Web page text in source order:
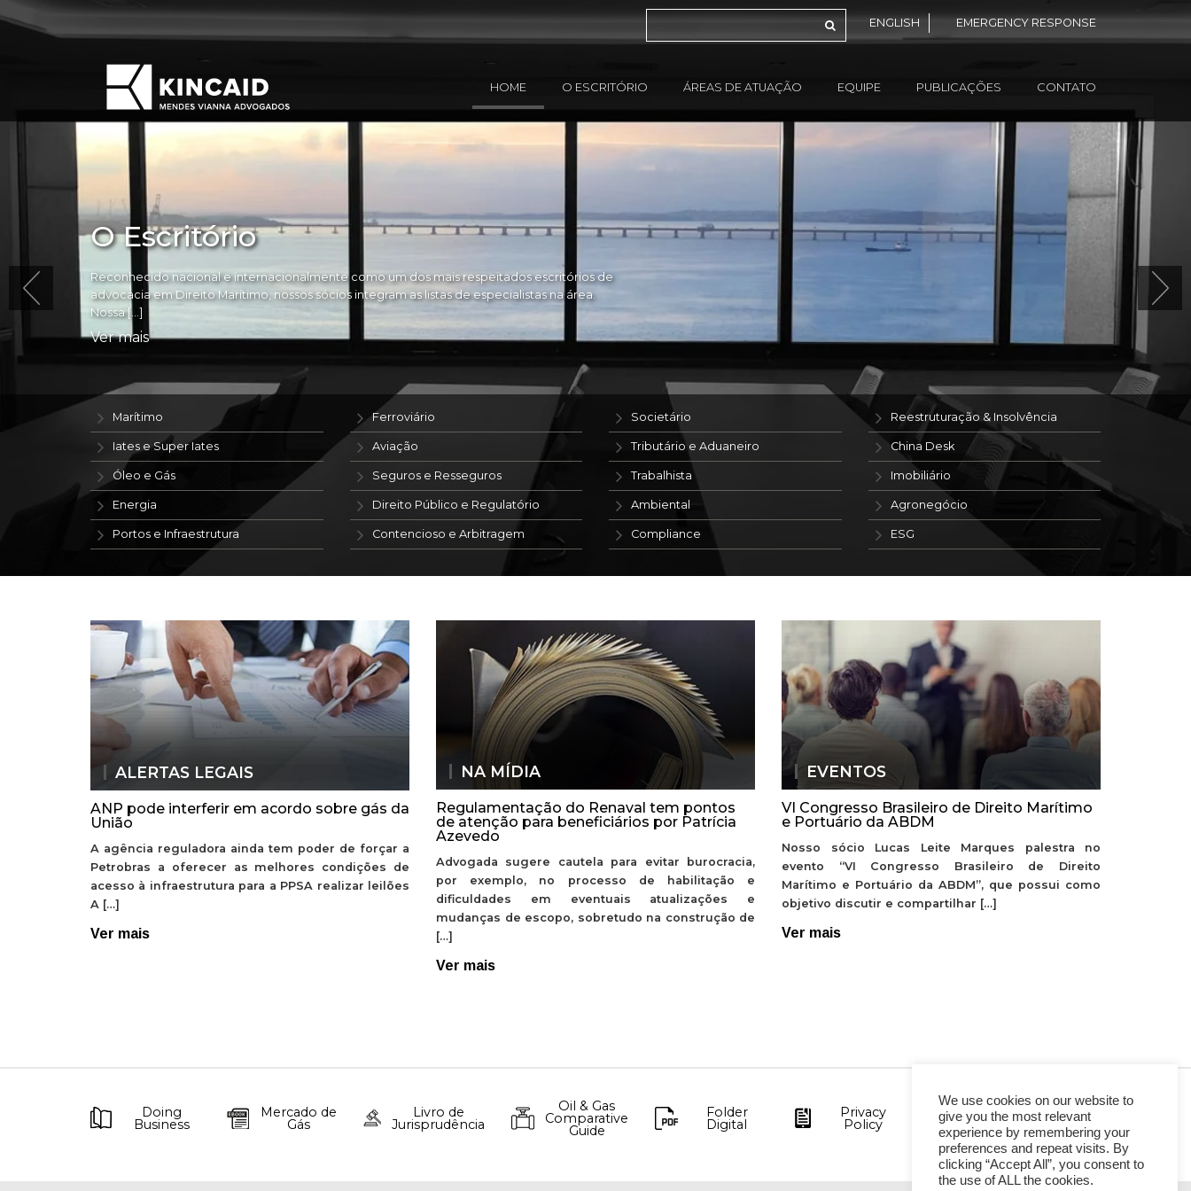
ENGLISH EMERGENCY RESPONSE
HOME O ESCRITÓRIO ÁREAS DE ATUAÇÃO EQUIPE PUBLICAÇÕES CONTATO
O Escritório
Reconhecido nacional e internacionalmente como um dos mais respeitados escritórios de
advocacia em Direito Marítimo, nossos sócios integram as listas de especialistas na área.
Nossa […]
Ver mais
Marítimo
Iates e Super Iates
Óleo e Gás
Energia
Portos e Infraestrutura
Ferroviário
Aviação
Seguros e Resseguros
Direito Público e Regulatório
Contencioso e Arbitragem
Societário
Tributário e Aduaneiro
Trabalhista
Ambiental
Compliance
Reestruturação & Insolvência
China Desk
Imobiliário
Agronegócio
ESG
ALERTAS LEGAIS
ANP pode interferir em acordo sobre gás da
União
A agência reguladora ainda tem poder de forçar a
Petrobras a oferecer as melhores condições de
acesso à infraestrutura para a PPSA realizar leilões
A […]
Ver mais
NA MÍDIA
Regulamentação do Renaval tem pontos
de atenção para beneficiários por Patrícia
Azevedo
Advogada sugere cautela para evitar burocracia,
por exemplo, no processo de habilitação e
dificuldades em eventuais atualizações e
mudanças de escopo, sobretudo na construção de
[…]
Ver mais
EVENTOS
VI Congresso Brasileiro de Direito Marítimo
e Portuário da ABDM
Nosso sócio Lucas Leite Marques palestra no
evento “VI Congresso Brasileiro de Direito
Marítimo e Portuário da ABDM”, que possui como
objetivo discutir e compartilhar […]
Ver mais
Doing
Business
Mercado de
Gás
Livro de
Jurisprudência
Oil & Gas
Comparative
Guide
Folder
Digital
Privacy
Policy
We use cookies on our website to
give you the most relevant
experience by remembering your
preferences and repeat visits. By
clicking “Accept All”, you consent to
the use of ALL the cookies.